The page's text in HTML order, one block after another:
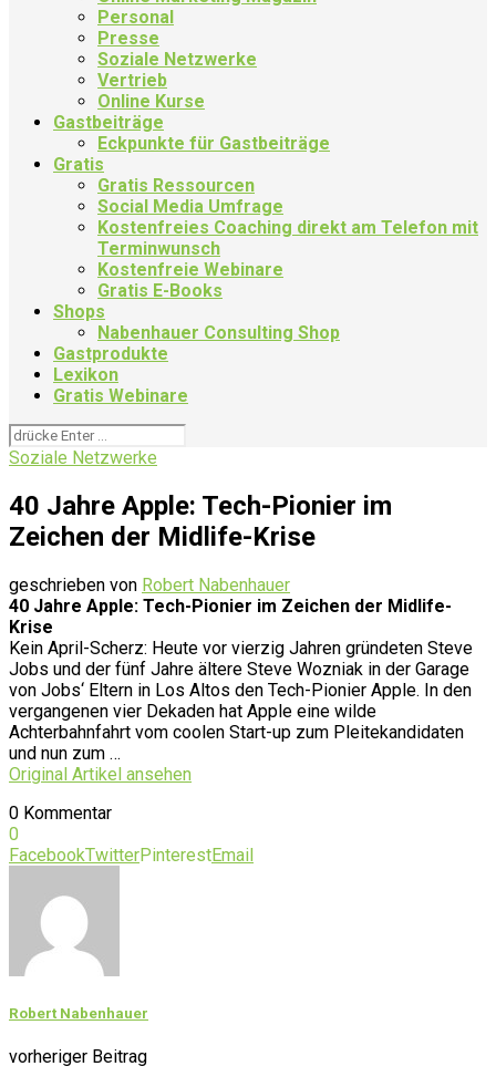
Personal
Presse
Soziale Netzwerke
Vertrieb
Online Kurse
Gastbeiträge
Eckpunkte für Gastbeiträge
Gratis
Gratis Ressourcen
Social Media Umfrage
Kostenfreies Coaching direkt am Telefon mit
Terminwunsch
Kostenfreie Webinare
Gratis E-Books
Shops
Nabenhauer Consulting Shop
Gastprodukte
Lexikon
Gratis Webinare
Soziale Netzwerke
40 Jahre Apple: Tech-Pionier im
Zeichen der Midlife-Krise
geschrieben von Robert Nabenhauer
40 Jahre Apple: Tech-Pionier im Zeichen der Midlife-
Krise
Kein April-Scherz: Heute vor vierzig Jahren gründeten Steve
Jobs und der fünf Jahre ältere Steve Wozniak in der Garage
von Jobs‘ Eltern in Los Altos den Tech-Pionier Apple. In den
vergangenen vier Dekaden hat Apple eine wilde
Achterbahnfahrt vom coolen Start-up zum Pleitekandidaten
und nun zum …
Original Artikel ansehen
0 Kommentar
0
FacebookTwitterPinterestEmail
Robert Nabenhauer
vorheriger Beitrag